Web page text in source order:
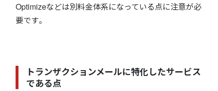
Optimizeなどは別料金体系になっている点に注意が必
要です。
トランザクションメールに特化したサービス
である点